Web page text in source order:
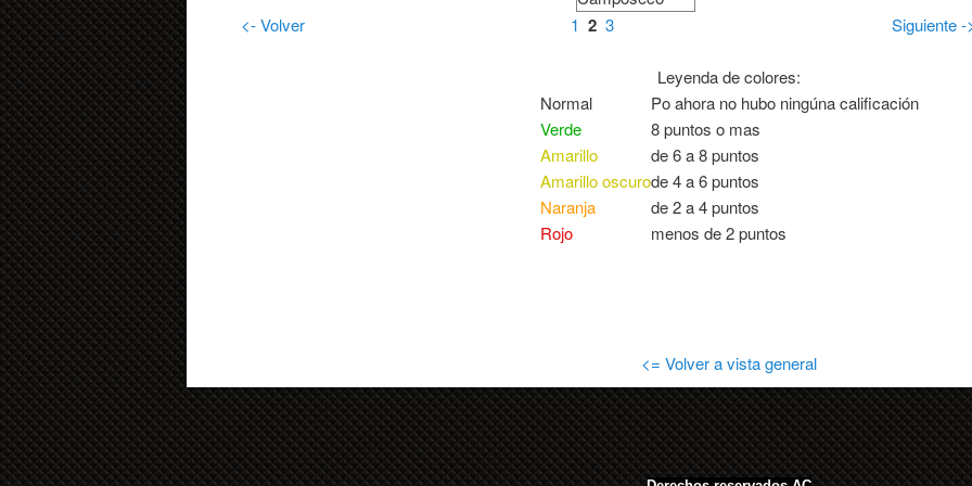
<- Volver
1 2 3 Siguiente -
Leyenda de colores:
Normal
Po ahora no hubo ningúna calificación
Verde
8 puntos o mas
Amarillo
de 6 a 8 puntos
Amarillo oscurode 4 a 6 puntos
Naranja
de 2 a 4 puntos
Rojo
menos de 2 puntos
<= Volver a vista general